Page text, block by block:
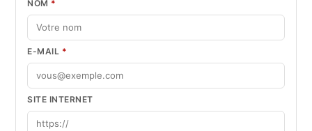
NOM *
E-MAIL *
SITE INTERNET